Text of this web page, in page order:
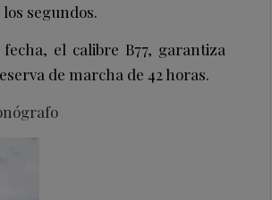
segundos.
el calibre B77, garantiza
de marcha de 42 horas.